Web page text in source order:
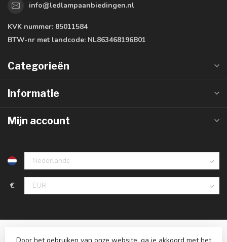
info@ledlampaanbiedingen.nl
KVK nummer: 85011584
BTW-nr met landcode: NL863468196B01
Categorieën
Informatie
Mijn account
€